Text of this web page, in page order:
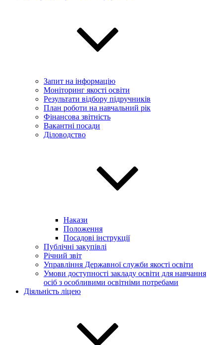
Запит на інформацію
Моніторинг якості освіти
Результати відбору підручників
План роботи на навчальний рік
Фінансова звітність
Вакантні посади
Діловодство
Накази
Положення
Посадові інструкції
Публічні закупівлі
Річний звіт
Управління Державної служби якості освіти
Умови доступності закладу освіти для навчання
осіб з особливими освітніми потребами
Діяльність ліцею